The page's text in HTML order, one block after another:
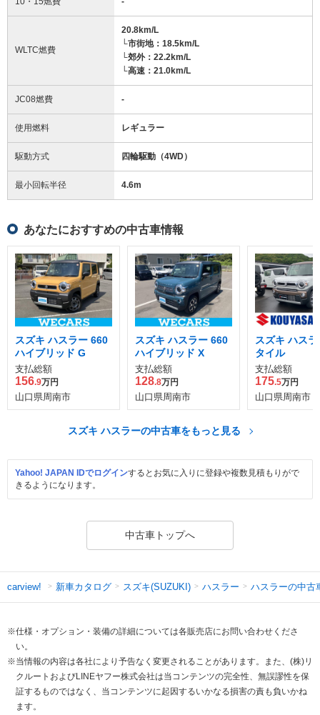
WLTC燃費
20.8km/L
└市街地：18.5km/L
└郊外：22.2km/L
└高速：21.0km/L
JC08燃費 -
使用燃料 レギュラー
駆動方式 四輪駆動（4WD）
最小回転半径 4.6m
あなたにおすすめの中古車情報
スズキ ハスラー 660
ハイブリッド G
支払総額
156.9万円
山口県周南市
スズキ ハスラー 660
ハイブリッド X
支払総額
128.8万円
山口県周南市
スズキ ハス
タイル
支払総額
175.5万円
山口県周南市
スズキ ハスラーの中古車をもっと見る
Yahoo! JAPAN IDでログインするとお気に入りに登録や複数見積もりがで
きるようになります。
中古車トップへ
carview! 新車カタログ スズキ(SUZUKI) ハスラー ハスラーの中古
※仕様・オプション・装備の詳細については各販売店にお問い合わせくださ
い。
※当情報の内容は各社により予告なく変更されることがあります。また、(株)リ
クルートおよびLINEヤフー株式会社は当コンテンツの完全性、無誤謬性を保
証するものではなく、当コンテンツに起因するいかなる損害の責も負いかね
ます。